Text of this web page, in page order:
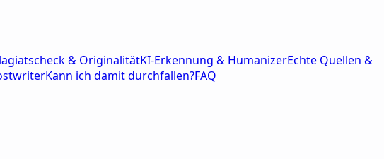
& OriginalitätKI-Erkennung & HumanizerEchte Quellen &
Kann ich damit durchfallen?FAQ